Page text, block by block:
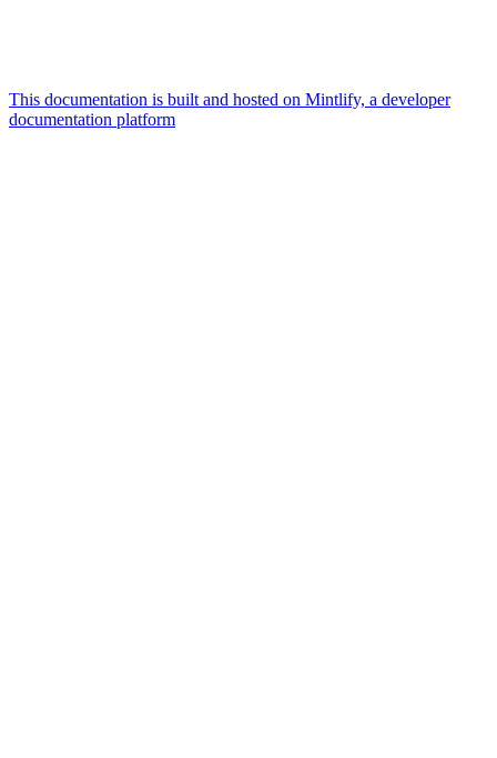
This documentation is built and hosted on Mintlify, a developer
documentation platform